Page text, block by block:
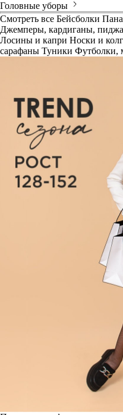
Головные уборы
Смотреть все Бейсболки
Джемперы, кардиганы,
Лосины и капри Носки и
сарафаны Туники Футболки,